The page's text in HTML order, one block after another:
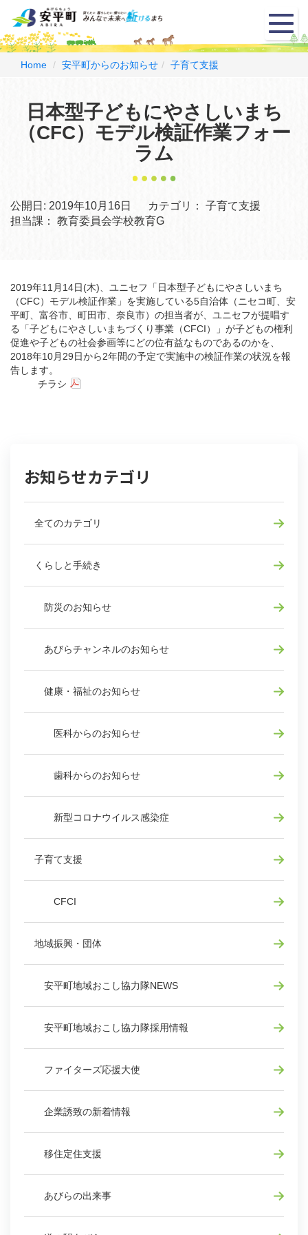
メ
ニ
ュ
Home 安平町からのお知らせ 子育て支援
日本型子どもにやさしいまち
（CFC）モデル検証作業フォー
ラム
公開日: 2019年10月16日 カテゴリ：
子育て支援
担当課：
教育委員会学校教育G
2019年11月14日(木)、ユニセフ「日本型子どもにやさしいまち
（CFC）モデル検証作業」を実施している5自治体（ニセコ町、安
平町、富谷市、町田市、奈良市）の担当者が、ユニセフが提唱す
る「子どもにやさしいまちづくり事業（CFCI）」が子どもの権利
促進や子どもの社会参画等にどの位有益なものであるのかを、
2018年10月29日から2年間の予定で実施中の検証作業の状況を報
告します。
チラシ
お知らせカテゴリ
全てのカテゴリ
くらしと手続き
防災のお知らせ
あびらチャンネルのお知らせ
健康・福祉のお知らせ
医科からのお知らせ
歯科からのお知らせ
新型コロナウイルス感染症
子育て支援
CFCI
地域振興・団体
安平町地域おこし協力隊NEWS
安平町地域おこし協力隊採用情報
ファイターズ応援大使
企業誘致の新着情報
移住定住支援
あびらの出来事